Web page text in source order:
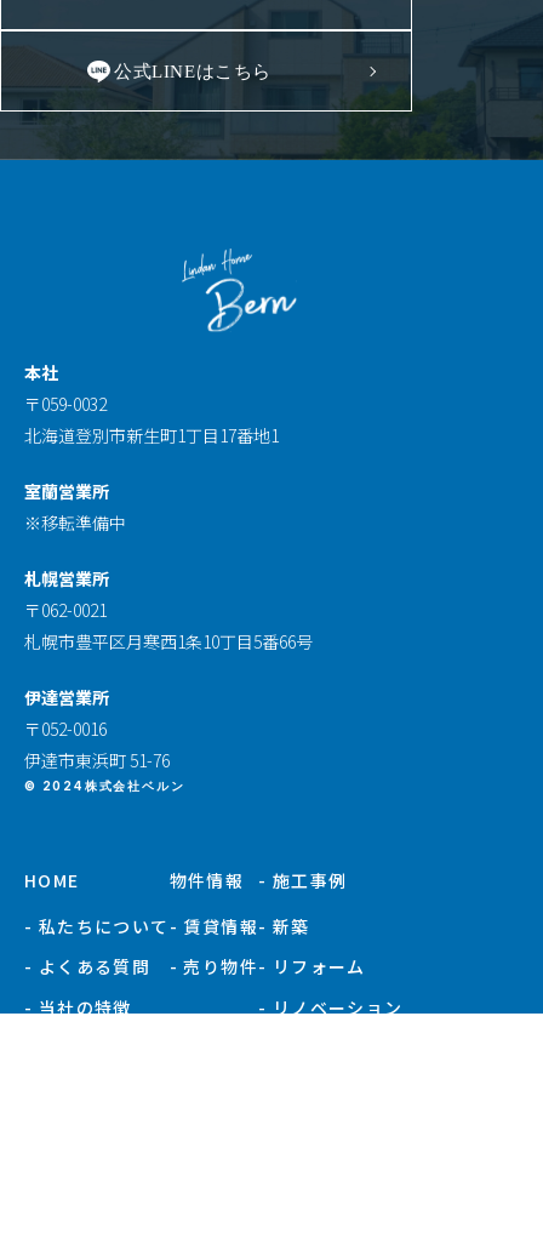
公式LINEはこちら
本社
〒059-0032
北海道登別市新生町1丁目17番地1
室蘭営業所
※移転準備中
札幌営業所
〒062-0021
札幌市豊平区月寒西1条10丁目5番66号
伊達営業所
〒052-0016
伊達市東浜町 51-76
© 2024株式会社ベルン
HOME
- 私たちについて
- よくある質問
- 当社の特徴
物件情報
- 賃貸情報
- 売り物件
- 施工事例
- 新築
- リフォーム
- リノベーション